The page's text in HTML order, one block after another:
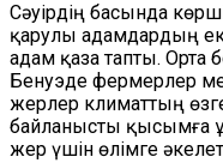
Сәуірдің басында
қарулы адамдардың
адам қаза тапты. Орта
Бенуэде фермерлер
жерлер климаттың
байланысты қысымға
жер үшін өлімге